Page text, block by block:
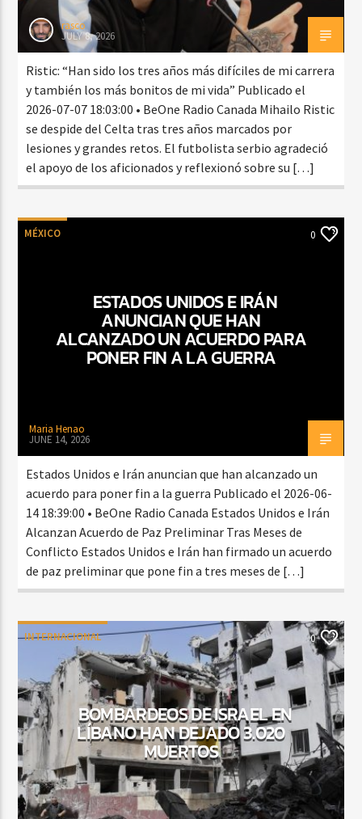
rasco
JULY 8, 2026
Ristic: “Han sido los tres años más difíciles de mi carrera
y también los más bonitos de mi vida” Publicado el
2026-07-07 18:03:00 • BeOne Radio Canada Mihailo Ristic
se despide del Celta tras tres años marcados por
lesiones y grandes retos. El futbolista serbio agradeció
el apoyo de los aficionados y reflexionó sobre su […]
MÉXICO 0
ESTADOS UNIDOS E IRÁN
ANUNCIAN QUE HAN
ALCANZADO UN ACUERDO PARA
PONER FIN A LA GUERRA
Maria Henao
JUNE 14, 2026
Estados Unidos e Irán anuncian que han alcanzado un
acuerdo para poner fin a la guerra Publicado el 2026-06-
14 18:39:00 • BeOne Radio Canada Estados Unidos e Irán
Alcanzan Acuerdo de Paz Preliminar Tras Meses de
Conflicto Estados Unidos e Irán han firmado un acuerdo
de paz preliminar que pone fin a tres meses de […]
INTERNACIONAL 0
BOMBARDEOS DE ISRAEL EN
LÍBANO HAN DEJADO 3.020
MUERTOS